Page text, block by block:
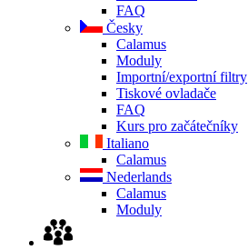
FAQ
Česky
Calamus
Moduly
Importní/exportní filtry
Tiskové ovladače
FAQ
Kurs pro začátečníky
Italiano
Calamus
Nederlands
Calamus
Moduly